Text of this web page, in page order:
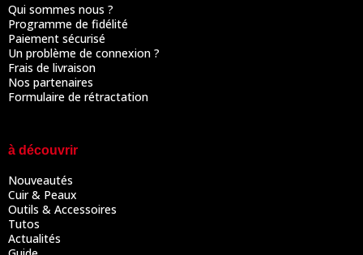
Qui sommes nous ?
Programme de fidélité
Paiement sécurisé
Un problème de connexion ?
Frais de livraison
Nos partenaires
Formulaire de rétractation
à découvrir
Nouveautés
Cuir & Peaux
Outils & Accessoires
Tutos
Actualités